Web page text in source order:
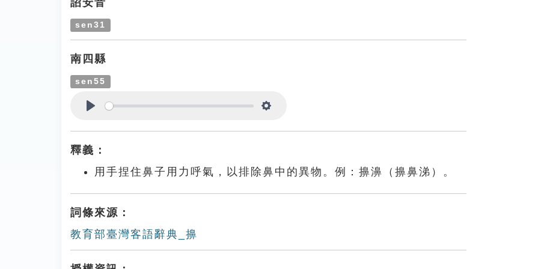
詔安音
sen31
南四縣
sen55
釋義：
用手捏住鼻子用力呼氣，以排除鼻中的異物。例：擤濞（擤鼻涕）。
詞條來源：
教育部臺灣客語辭典_擤